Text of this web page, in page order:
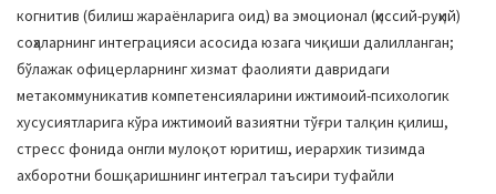
когнитив (билиш жараёнларига оид) ва эмоционал (ҳиссий-руҳий)
соҳаларнинг интеграцияси асосида юзага чиқиши далилланган;
бўлажак офицерларнинг хизмат фаолияти давридаги
метакоммуникатив компетенсияларини ижтимоий-психологик
хусусиятларига кўра ижтимоий вазиятни тўғри талқин қилиш,
стресс фонида онгли мулоқот юритиш, иерархик тизимда
ахборотни бошқаришнинг интеграл таъсири туфайли